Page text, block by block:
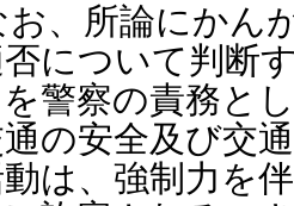
、所論にかん
について判断
警察の責務と
通の安全及び交
は、強制力を